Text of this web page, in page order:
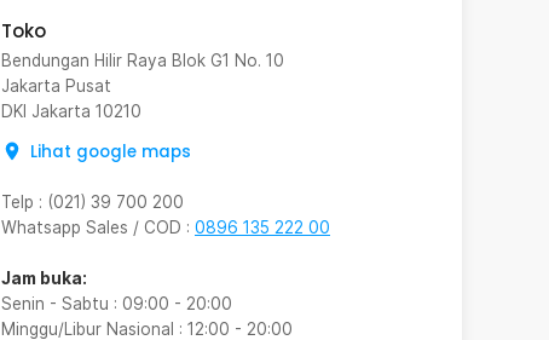
Toko
Bendungan Hilir Raya Blok G1 No. 10
Jakarta Pusat
DKI Jakarta 10210
Lihat google maps
Telp : (021) 39 700 200
Whatsapp Sales / COD : 0896 135 222 00
Jam buka:
Senin - Sabtu : 09:00 - 20:00
Minggu/Libur Nasional : 12:00 - 20:00